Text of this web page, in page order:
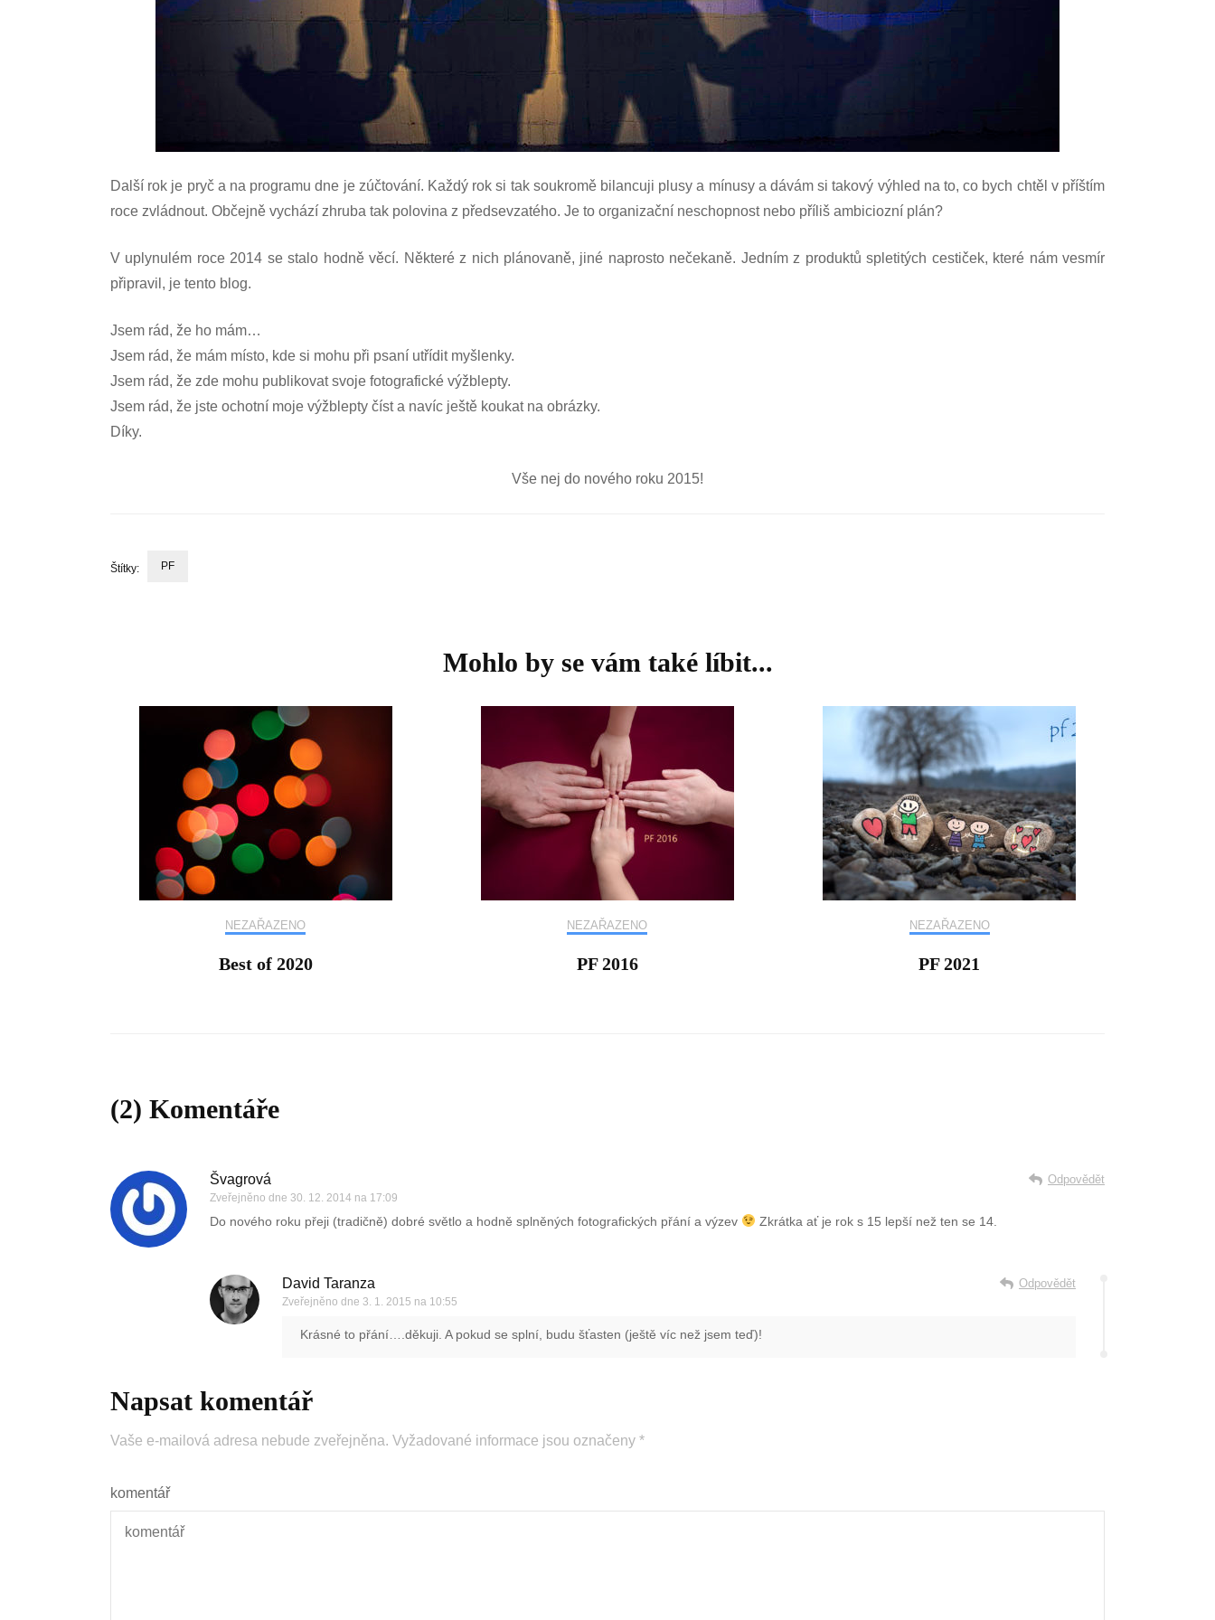
Další rok je pryč a na programu dne je zúčtování. Každý rok si tak soukromě bilancuji plusy a mínusy a dávám si takový výhled na to, co bych chtěl v příštím
roce zvládnout. Občejně vychází zhruba tak polovina z předsevzatého. Je to organizační neschopnost nebo příliš ambiciozní plán?
V uplynulém roce 2014 se stalo hodně věcí. Některé z nich plánovaně, jiné naprosto nečekaně. Jedním z produktů spletitých cestiček, které nám vesmír
připravil, je tento blog.
Jsem rád, že ho mám…
Jsem rád, že mám místo, kde si mohu při psaní utřídit myšlenky.
Jsem rád, že zde mohu publikovat svoje fotografické výžblepty.
Jsem rád, že jste ochotní moje výžblepty číst a navíc ještě koukat na obrázky.
Díky.
Vše nej do nového roku 2015!
Štítky: PF
Mohlo by se vám také líbit...
NEZAŘAZENO
Best of 2020
NEZAŘAZENO
PF 2016
NEZAŘAZENO
PF 2021
(2) Komentáře
Švagrová
Zveřejněno dne 30. 12. 2014 na 17:09
Odpovědět
Do nového roku přeji (tradičně) dobré světlo a hodně splněných fotografických přání a výzev Zkrátka ať je rok s 15 lepší než ten se 14.
David Taranza
Zveřejněno dne 3. 1. 2015 na 10:55
Odpovědět
Krásné to přání….děkuji. A pokud se splní, budu šťasten (ještě víc než jsem teď)!
Napsat komentář
Vaše e-mailová adresa nebude zveřejněna. Vyžadované informace jsou označeny *
komentář